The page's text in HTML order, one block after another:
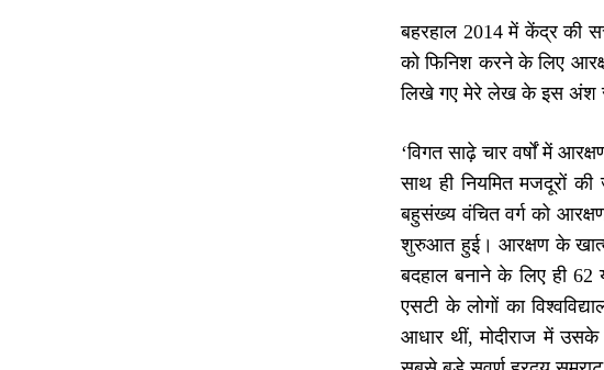
बहरहाल 2014 में केंद्र की
को फिनिश करने के लिए
लिखे गए मेरे लेख के इस अंश
‘विगत साढ़े चार वर्षों में
साथ ही नियमित मजदूरों
बहुसंख्य वंचित वर्ग को
शुरुआत हुई। आरक्षण के खात्मे
बदहाल बनाने के लिए ही 62
एसटी के लोगों का
आधार थीं, मोदीराज में